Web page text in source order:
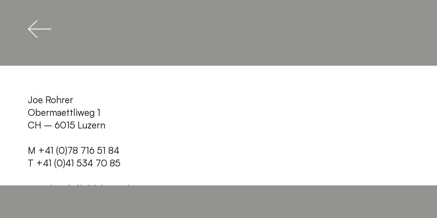
Joe Rohrer
Obermaettliweg 1
CH – 6015 Luzern
M +41 (0)78 716 51 84
T +41 (0)41 534 70 85
joe.rohrer(at)bildebene.ch